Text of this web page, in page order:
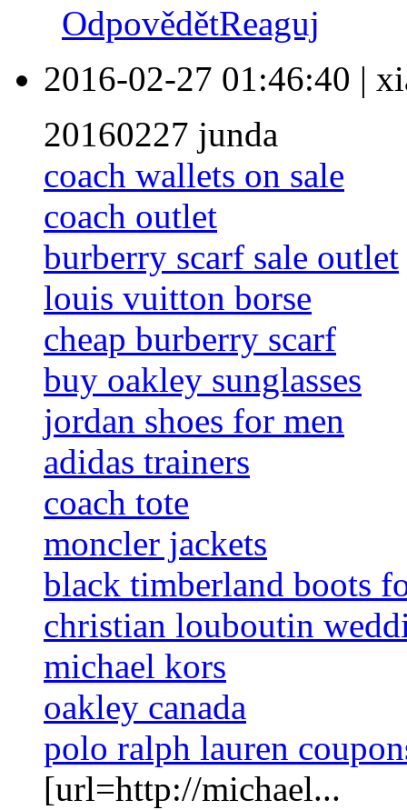
OdpovědětReaguj
2016-02-27 01:46:40 |
20160227 junda
coach wallets on sale
coach outlet
burberry scarf sale outlet
louis vuitton borse
cheap burberry scarf
buy oakley sunglasses
jordan shoes for men
adidas trainers
coach tote
moncler jackets
black timberland boots
christian louboutin
michael kors
oakley canada
polo ralph lauren
[url=http://michael...